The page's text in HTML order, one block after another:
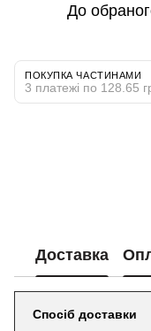
До
ПОКУПКА ЧАСТИНАМИ
3 платежі по 128.65
Доставка
Спосіб доставки